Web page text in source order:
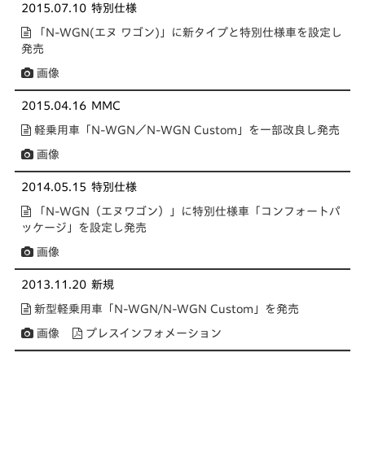
2015.07.10 特別仕様
「N-WGN(エヌ ワゴン)」に新タイプと特別仕様車を設定し
発売
画像
2015.04.16 MMC
軽乗用車「N-WGN／N-WGN Custom」を一部改良し発売
画像
2014.05.15 特別仕様
「N-WGN（エヌワゴン）」に特別仕様車「コンフォートパ
ッケージ」を設定し発売
画像
2013.11.20 新規
新型軽乗用車「N-WGN/N-WGN Custom」を発売
画像 プレスインフォメーション